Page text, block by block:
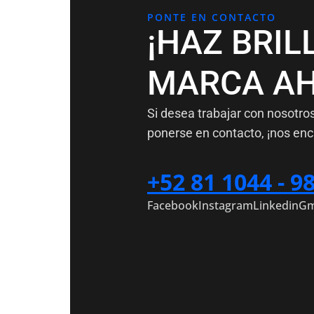
PONTE EN CONTACTO
¡HAZ
MARCA
Si desea trabajar con
ponerse en contacto, ¡nos
+52 81 1044 -
FacebookInstagramLinkedin